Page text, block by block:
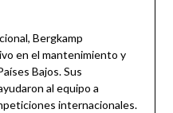
Bergkamp
en el mantenimiento y
Bajos. Sus
al equipo a
internacionales.